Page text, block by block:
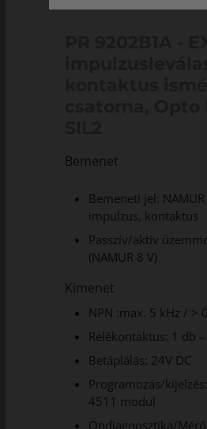
Bemenet
Bemeneti jel:
impulzus, kontaktus
Passzív/aktív
(NAMUR 8 V)
Kimenet
NPN :max. 5 kHz / >
Relékontaktus: 1 db
Betáplálás: 24V DC
Programozás/
4511 modul
Öndiagnosztika/